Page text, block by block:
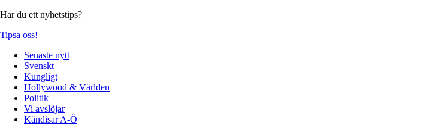
Har du ett nyhetstips?
Tipsa oss!
Senaste nytt
Svenskt
Kungligt
Hollywood & Världen
Politik
Vi avslöjar
Kändisar A-Ö